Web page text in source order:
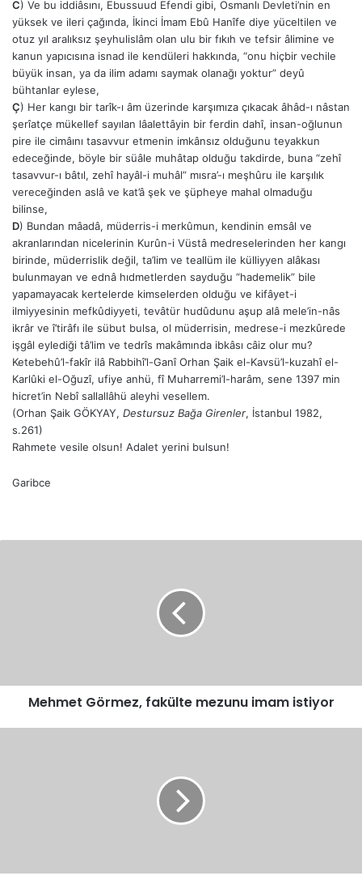
C) Ve bu iddiâsını, Ebussuud Efendi gibi, Osmanlı Devleti’nin en
yüksek ve ileri çağında, İkinci İmam Ebû Hanîfe diye yüceltilen ve
otuz yıl aralıksız şeyhulislâm olan ulu bir fıkıh ve tefsir âlimine ve
kanun yapıcısına isnad ile kendüleri hakkında, “onu hiçbir vechile
büyük insan, ya da ilim adamı saymak olanağı yoktur” deyû
bühtanlar eylese,
Ç) Her kangı bir tarîk-ı âm üzerinde karşımıza çıkacak âhâd-ı nâstan
şerîatçe mükellef sayılan lâalettâyin bir ferdin dahî, insan-oğlunun
pire ile cimâını tasavvur etmenin imkânsız olduğunu teyakkun
edeceğinde, böyle bir süâle muhâtap olduğu takdirde, buna “zehî
tasavvur-ı bâtıl, zehî hayâl-i muhâl” mısra’-ı meşhûru ile karşılık
vereceğinden aslâ ve kat’â şek ve şüpheye mahal olmaduğu
bilinse,
D) Bundan mâadâ, müderris-i merkûmun, kendinin emsâl ve
akranlarından nicelerinin Kurûn-i Vüstâ medreselerinden her kangı
birinde, müderrislik değil, ta’lim ve teallüm ile külliyyen alâkası
bulunmayan ve ednâ hıdmetlerden sayduğu “hademelik” bile
yapamayacak kertelerde kimselerden olduğu ve kifâyet-i
ilmiyyesinin mefkûdiyyeti, tevâtür hudûdunu aşup alâ mele’in-nâs
ikrâr ve î’tirâfı ile sübut bulsa, ol müderrisin, medrese-i mezkûrede
işgâl eylediği tâ’lim ve tedrîs makâmında ibkâsı câiz olur mu?
Ketebehû’l-fakîr ilâ Rabbihî’l-Ganî Orhan Şaik el-Kavsü’l-kuzahî el-
Karlûki el-Oğuzî, ufiye anhü, fî Muharremi’l-harâm, sene 1397 min
hicret’in Nebî sallallâhü aleyhi vesellem.
(Orhan Şaik GÖKYAY, Destursuz Bağa Girenler, İstanbul 1982,
s.261)
Rahmete vesile olsun! Adalet yerini bulsun!
Garibce
Mehmet Görmez, fakülte mezunu imam istiyor